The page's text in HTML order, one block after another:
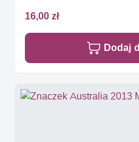
16,00 zł
Dodaj